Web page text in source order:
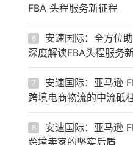
FBA 头程服务新征程
6
安速国际：全方位助
深度解读FBA头程服务
7
安速国际：亚马逊
跨境电商物流的中流砥
8
安速国际：亚马逊
跨境卖家的坚实后盾